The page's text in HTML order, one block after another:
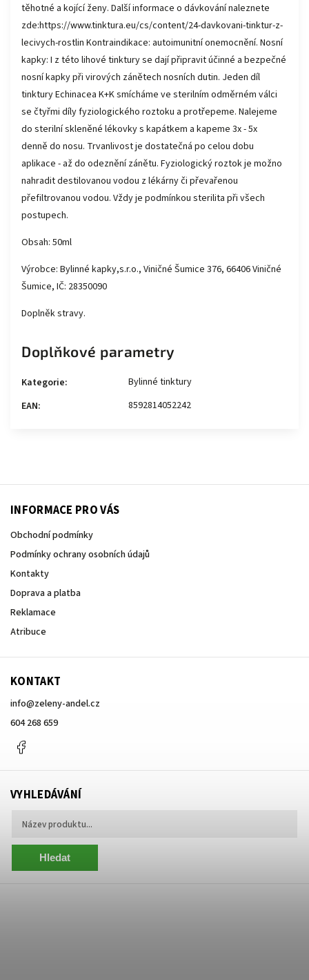
těhotné a kojící ženy. Další informace o dávkování naleznete
zde:https://www.tinktura.eu/cs/content/24-davkovani-tinktur-z-
lecivych-rostlin Kontraindikace: autoimunitní onemocnění. Nosní
kapky: I z této lihové tinktury se dají připravit účinné a bezpečné
nosní kapky při virových zánětech nosních dutin. Jeden díl
tinktury Echinacea K+K smícháme ve sterilním odměrném válci
se čtyřmi díly fyziologického roztoku a protřepeme. Nalejeme
do sterilní skleněné lékovky s kapátkem a kapeme 3x - 5x
denně do nosu. Trvanlivost je dostatečná po celou dobu
aplikace - až do odeznění zánětu. Fyziologický roztok je možno
nahradit destilovanou vodou z lékárny či převařenou
přefiltrovanou vodou. Vždy je podmínkou sterilita při všech
postupech.
Obsah: 50ml
Výrobce: Bylinné kapky,s.r.o., Viničné Šumice 376, 66406 Viničné
Šumice, IČ: 28350090
Doplněk stravy.
Doplňkové parametry
Kategorie:
Bylinné tinktury
EAN: 8592814052242
INFORMACE PRO VÁS
Obchodní podmínky
Podmínky ochrany osobních údajů
Kontakty
Doprava a platba
Reklamace
Atribuce
KONTAKT
info@zeleny-andel.cz
604 268 659
VYHLEDÁVÁNÍ
Hledat